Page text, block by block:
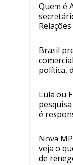
Quem é
Mapa
Brasil
política,
Faesp
Lula ou
é
tarifaço
Nova
veja o
de